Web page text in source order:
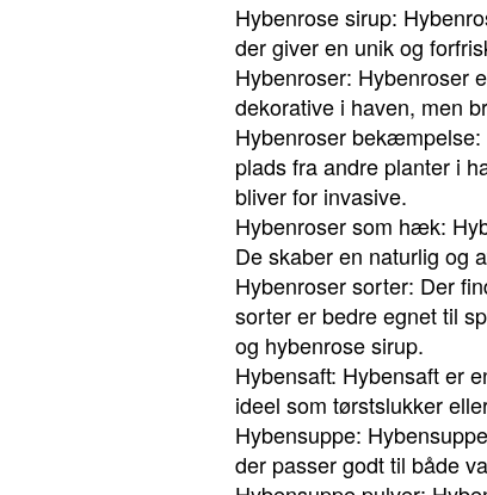
Hybenrose sirup:
der giver en unik og
Hybenroser: Hybenroser
dekorative i haven, men
Hybenroser
plads fra andre planter i
bliver for invasive.
Hybenroser som hæk:
De skaber en naturlig og
Hybenroser sorter: Der
sorter er bedre egnet til
og hybenrose sirup.
Hybensaft: Hybensaft er
ideel som tørstslukker
Hybensuppe:
der passer godt til både